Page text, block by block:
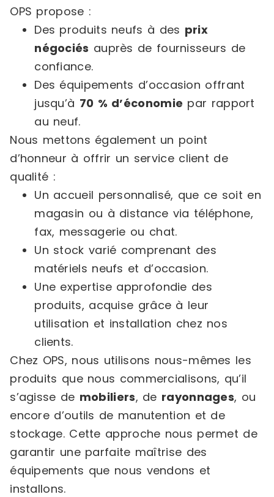
OPS propose :
Des produits neufs à des prix
négociés auprès de fournisseurs de
confiance.
Des équipements d’occasion offrant
jusqu’à 70 % d’économie par rapport
au neuf.
Nous mettons également un point
d’honneur à offrir un service client de
qualité :
Un accueil personnalisé, que ce soit en
magasin ou à distance via téléphone,
fax, messagerie ou chat.
Un stock varié comprenant des
matériels neufs et d’occasion.
Une expertise approfondie des
produits, acquise grâce à leur
utilisation et installation chez nos
clients.
Chez OPS, nous utilisons nous-mêmes les
produits que nous commercialisons, qu’il
s’agisse de mobiliers, de rayonnages, ou
encore d’outils de manutention et de
stockage. Cette approche nous permet de
garantir une parfaite maîtrise des
équipements que nous vendons et
installons.